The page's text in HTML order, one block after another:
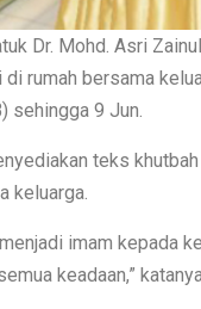
Dr. Mohd. Asri
rumah bersama
sehingga 9 Jun.
teks
keluarga.
imam kepada
keadaan,”